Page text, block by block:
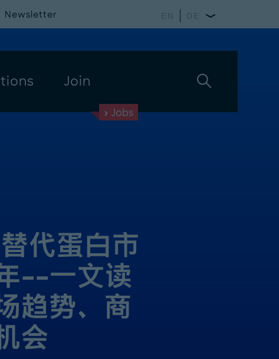
Join
Newsletter EN DE
Jobs
代蛋白市
––一文读
趋势、商
会